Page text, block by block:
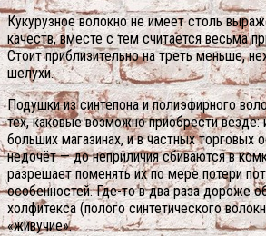
Кукурузное волокно не имеет столь
качеств, вместе с тем считается весьма
Стоит приблизительно на треть меньше,
шелухи.
Подушки из синтепона и полиэфирного
тех, каковые возможно приобрести везде:
больших магазинах, и в частных торговых
недочёт — до неприличия сбиваются в
разрешает поменять их по мере потери
особенностей. Где-то в два раза дороже
холфитекса (полого синтетического
«живучие».